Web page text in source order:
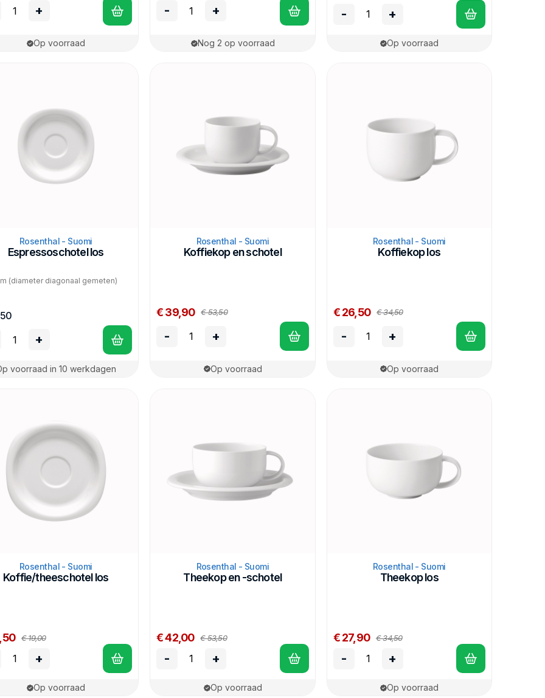
+
Op voorraad
- +
Nog 2 op voorraad
- +
Op voorraad
Rosenthal - Suomi
Espressoschotel los
(diameter diagonaal gemeten)
+
voorraad in 10 werkdagen
Rosenthal - Suomi
Koffiekop en schotel
€ 39,90 € 53,50
- +
Op voorraad
Rosenthal - Suomi
Koffiekop los
€ 26,50 € 34,50
- +
Op voorraad
Rosenthal - Suomi
Koffie/theeschotel los
€ 19,00
+
Op voorraad
Rosenthal - Suomi
Theekop en -schotel
€ 42,00 € 53,50
- +
Op voorraad
Rosenthal - Suomi
Theekop los
€ 27,90 € 34,50
- +
Op voorraad